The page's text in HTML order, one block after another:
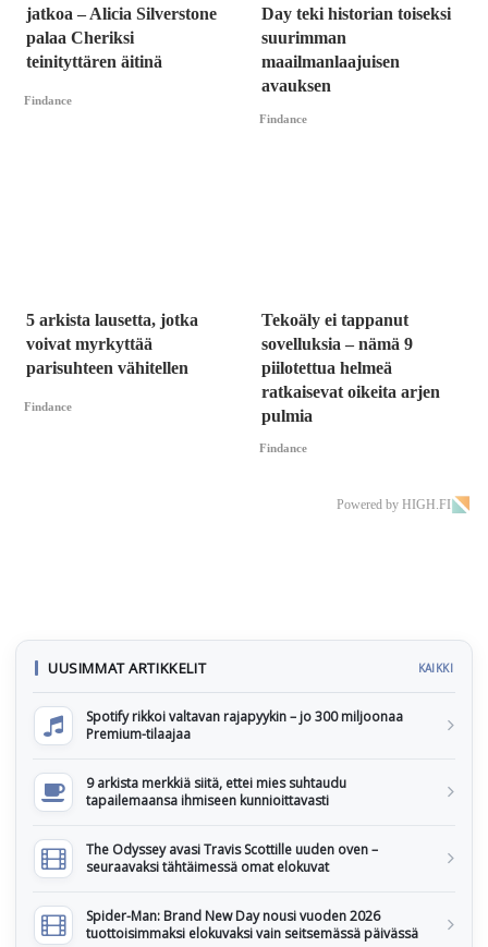
jatkoa – Alicia Silverstone
palaa Cheriksi
teinityttären äitinä
Findance
Day teki historian toiseksi
suurimman
maailmanlaajuisen
avauksen
Findance
5 arkista lausetta, jotka
voivat myrkyttää
parisuhteen vähitellen
Findance
Tekoäly ei tappanut
sovelluksia – nämä 9
piilotettua helmeä
ratkaisevat oikeita arjen
pulmia
Findance
Powered by HIGH.FI
UUSIMMAT ARTIKKELIT KAIKKI
Spotify rikkoi valtavan rajapyykin – jo 300 miljoonaa
Premium-tilaajaa
9 arkista merkkiä siitä, ettei mies suhtaudu
tapailemaansa ihmiseen kunnioittavasti
The Odyssey avasi Travis Scottille uuden oven –
seuraavaksi tähtäimessä omat elokuvat
Spider-Man: Brand New Day nousi vuoden 2026
tuottoisimmaksi elokuvaksi vain seitsemässä päivässä